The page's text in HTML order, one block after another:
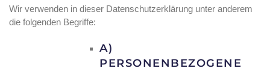
Wir verwenden in dieser Datenschutzerklärung unter anderem
die folgenden Begriffe:
A)
PERSONENBEZOGENE